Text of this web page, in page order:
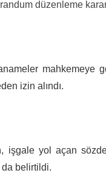
düzenleme
izin alındı.
işgale yol açan
da belirtildi.